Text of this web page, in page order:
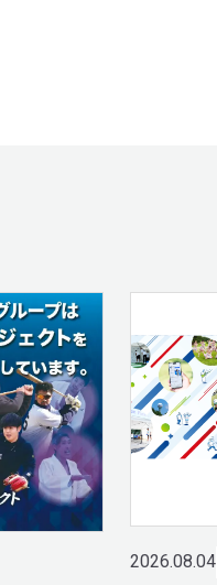
2026.08.04